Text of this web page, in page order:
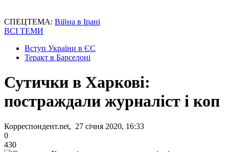
СПЕЦТЕМА: Війна в Ірані
ВСІ ТЕМИ
Вступ України в ЄС
Теракт в Барселоні
Сутички в Харкові:
постраждали журналіст і коп
Корреспондент.net, 27 січня 2020, 16:33
0
430